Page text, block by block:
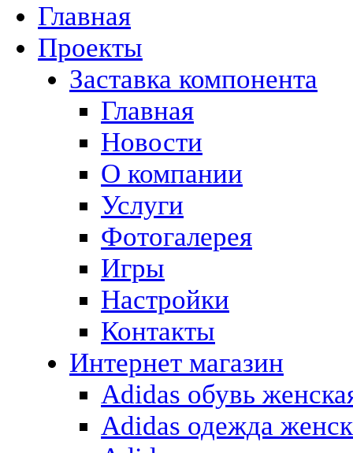
Главная
Проекты
Заставка компонента
Главная
Новости
О компании
Услуги
Фотогалерея
Игры
Наcтройки
Контакты
Интернет магазин
Adidas обувь
Adidas одежда